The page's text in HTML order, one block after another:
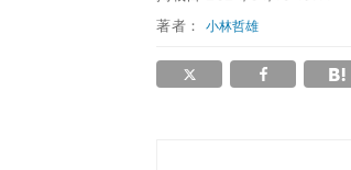
著者：小林哲雄